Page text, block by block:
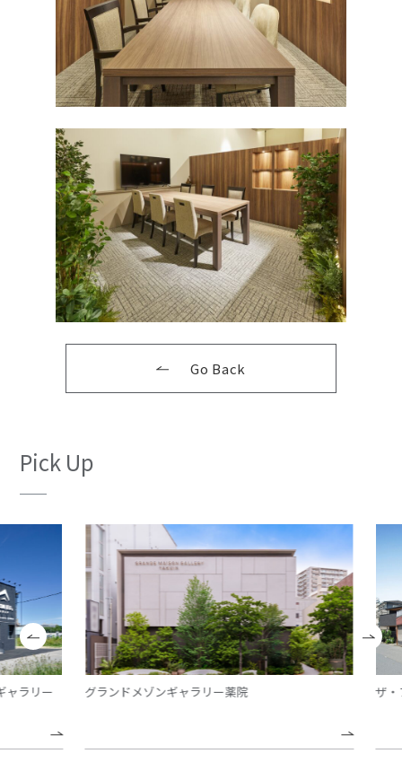
Go Back
Pick Up
ラリー グランドメゾンギャラリー薬院 ザ・